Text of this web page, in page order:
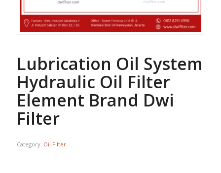
Lubrication Oil System
Hydraulic Oil Filter
Element Brand Dwi
Filter
Category: Oil Filter